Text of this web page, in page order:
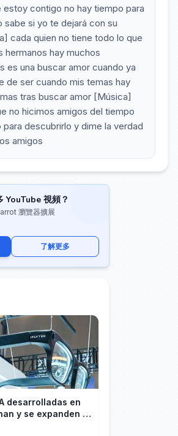
estoy contigo no hay tiempo para
sabe si yo te dejará con su
cada quien no tiene todo lo que
hermanos hay muchos
es una buscar amor cuando ya
de ser cuando mis temas hay
tras buscar amor [Música]
no hicimos amigos del tiempo
para descubrirlo y dime la verdad
amigos
YouTube 視頻？
瀏覽器擴展
了解更多
desarrolladas en
y se expanden a